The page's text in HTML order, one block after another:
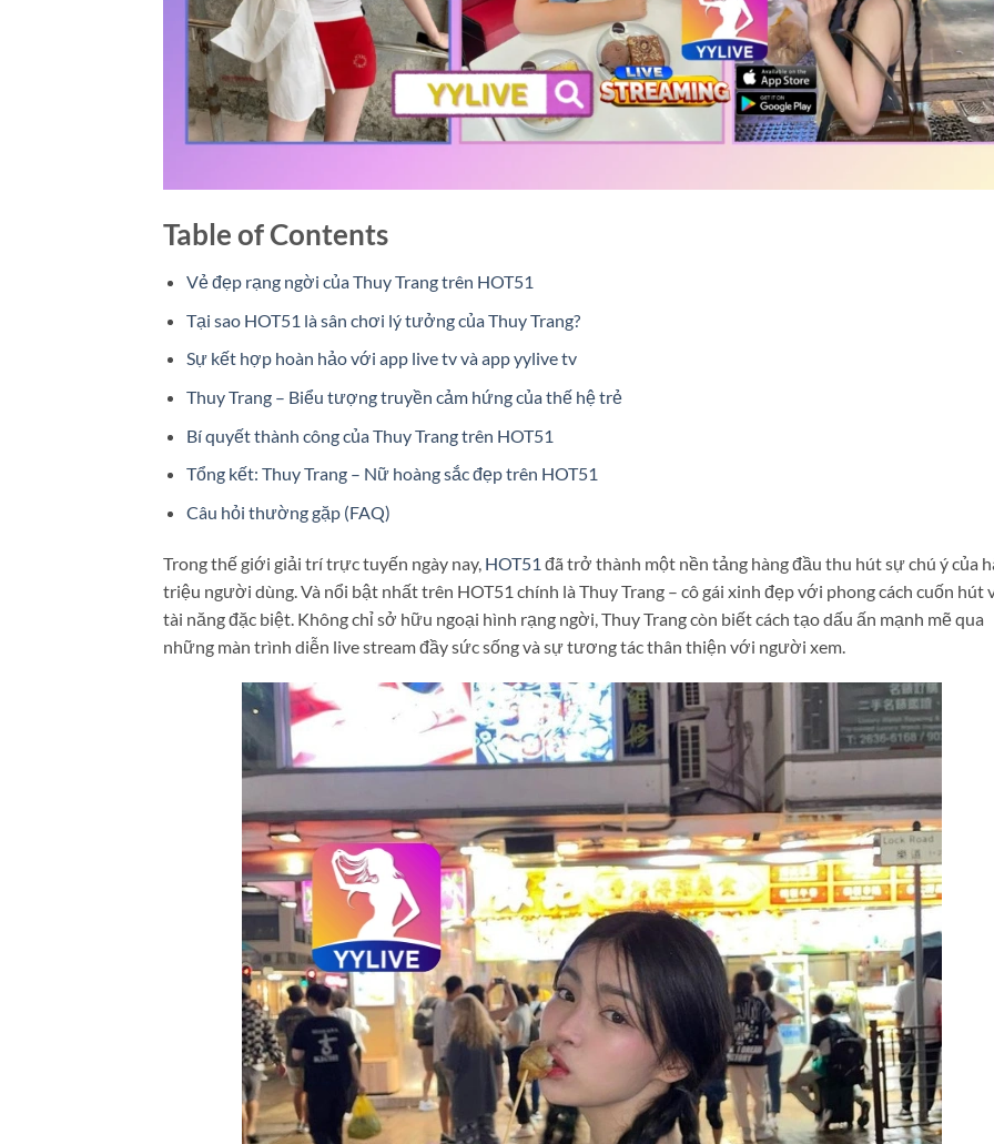
Table of Contents
Vẻ đẹp rạng ngời của Thuy Trang trên HOT51
Tại sao HOT51 là sân chơi lý tưởng của Thuy Trang?
Sự kết hợp hoàn hảo với app live tv và app yylive tv
Thuy Trang – Biểu tượng truyền cảm hứng của thế hệ trẻ
Bí quyết thành công của Thuy Trang trên HOT51
Tổng kết: Thuy Trang – Nữ hoàng sắc đẹp trên HOT51
Câu hỏi thường gặp (FAQ)
Trong thế giới giải trí trực tuyến ngày nay, HOT51 đã trở thành một nền tảng hàng đầu thu hút sự chú ý của
triệu người dùng. Và nổi bật nhất trên HOT51 chính là Thuy Trang – cô gái xinh đẹp với phong cách cuốn hút
tài năng đặc biệt. Không chỉ sở hữu ngoại hình rạng ngời, Thuy Trang còn biết cách tạo dấu ấn mạnh mẽ qua
những màn trình diễn live stream đầy sức sống và sự tương tác thân thiện với người xem.